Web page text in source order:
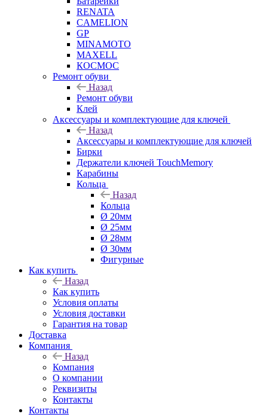
RENATA
CAMELION
GP
MINAMOTO
MAXELL
КОСМОС
Ремонт обуви
Назад
Ремонт обуви
Клей
Аксессуары и комплектующие для ключей
Назад
Аксессуары и комплектующие для ключей
Бирки
Держатели ключей TouchMemory
Карабины
Кольца
Назад
Кольца
Ø 20мм
Ø 25мм
Ø 28мм
Ø 30мм
Фигурные
Как купить
Назад
Как купить
Условия оплаты
Условия доставки
Гарантия на товар
Доставка
Компания
Назад
Компания
О компании
Реквизиты
Контакты
Контакты